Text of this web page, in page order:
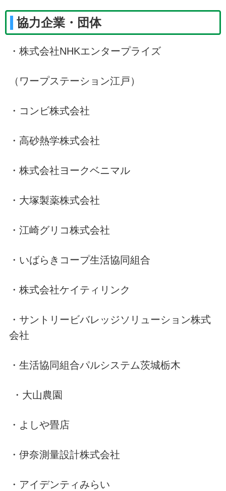
協力企業・団体
・株式会社NHKエンタープライズ
（ワープステーション江戸）
・コンビ株式会社
・高砂熱学株式会社
・株式会社ヨークベニマル
・大塚製薬株式会社
・江崎グリコ株式会社
・いばらきコープ生活協同組合
・株式会社ケイティリンク
・サントリービバレッジソリューション株式
会社
・生活協同組合パルシステム茨城栃木
・大山農園
・よしや畳店
・伊奈測量設計株式会社
・アイデンティみらい